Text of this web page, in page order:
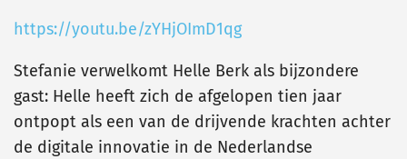
https://youtu.be/zYHjOImD1qg
Stefanie verwelkomt Helle Berk als bijzondere
gast: Helle heeft zich de afgelopen tien jaar
ontpopt als een van de drijvende krachten achter
de digitale innovatie in de Nederlandse